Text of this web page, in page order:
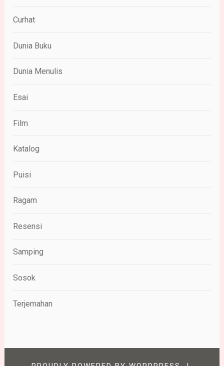
Curhat
Dunia Buku
Dunia Menulis
Esai
Film
Katalog
Puisi
Ragam
Resensi
Samping
Sosok
Terjemahan